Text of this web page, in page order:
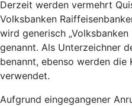
Derzeit werden vermehrt
Volksbanken
wird generisch „Volksbanken
genannt. Als Unterzeichner
benannt, ebenso werden die
verwendet.
Aufgrund eingegangener